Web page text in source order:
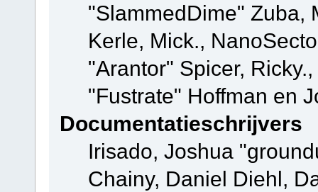
"SlammedDime" Zuba,
Kerle, Mick.,
"Arantor" Spicer,
"Fustrate" Hoffman en
Documentatieschrijvers
Irisado, Joshua
Chainy, Daniel Diehl,